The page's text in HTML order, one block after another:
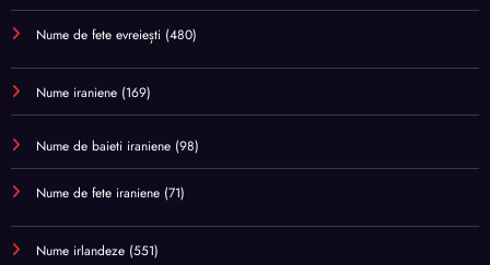
Nume de fete evreiești (480)
Nume iraniene (169)
Nume de baieti iraniene (98)
Nume de fete iraniene (71)
Nume irlandeze (551)